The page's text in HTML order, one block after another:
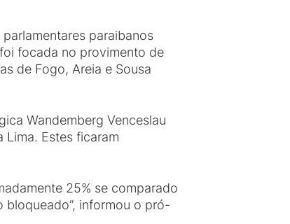
paraibanos
focada no provimento de
de Fogo, Areia e Sousa
Wandemberg Venceslau
Lima. Estes ficaram
25% se comparado
bloqueado”, informou o pró-